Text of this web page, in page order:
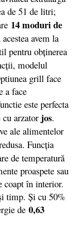
de 51 de litri;
14 moduri de
avem la
pentru obţinerea
modelul
grill face
a face
este perfecta
arzator jos.
ale alimentelor
Funcţia
de temperatură
proaspete sau
coapt în interior.
timp. Şi cu 50%
de 0,63